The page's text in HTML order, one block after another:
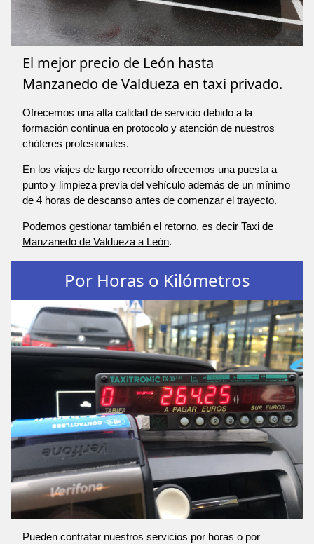
El mejor precio de León hasta
Manzanedo de Valdueza en taxi privado.
Ofrecemos una alta calidad de servicio debido a la
formación continua en protocolo y atención de nuestros
chóferes profesionales.
En los viajes de largo recorrido ofrecemos una puesta a
punto y limpieza previa del vehículo además de un mínimo
de 4 horas de descanso antes de comenzar el trayecto.
Podemos gestionar también el retorno, es decir Taxi de
Manzanedo de Valdueza a León.
Por Horas o Kilómetros
Pueden contratar nuestros servicios por horas o por